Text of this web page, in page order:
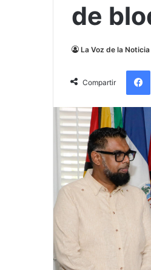
de
La Voz de la Noticia
Compartir